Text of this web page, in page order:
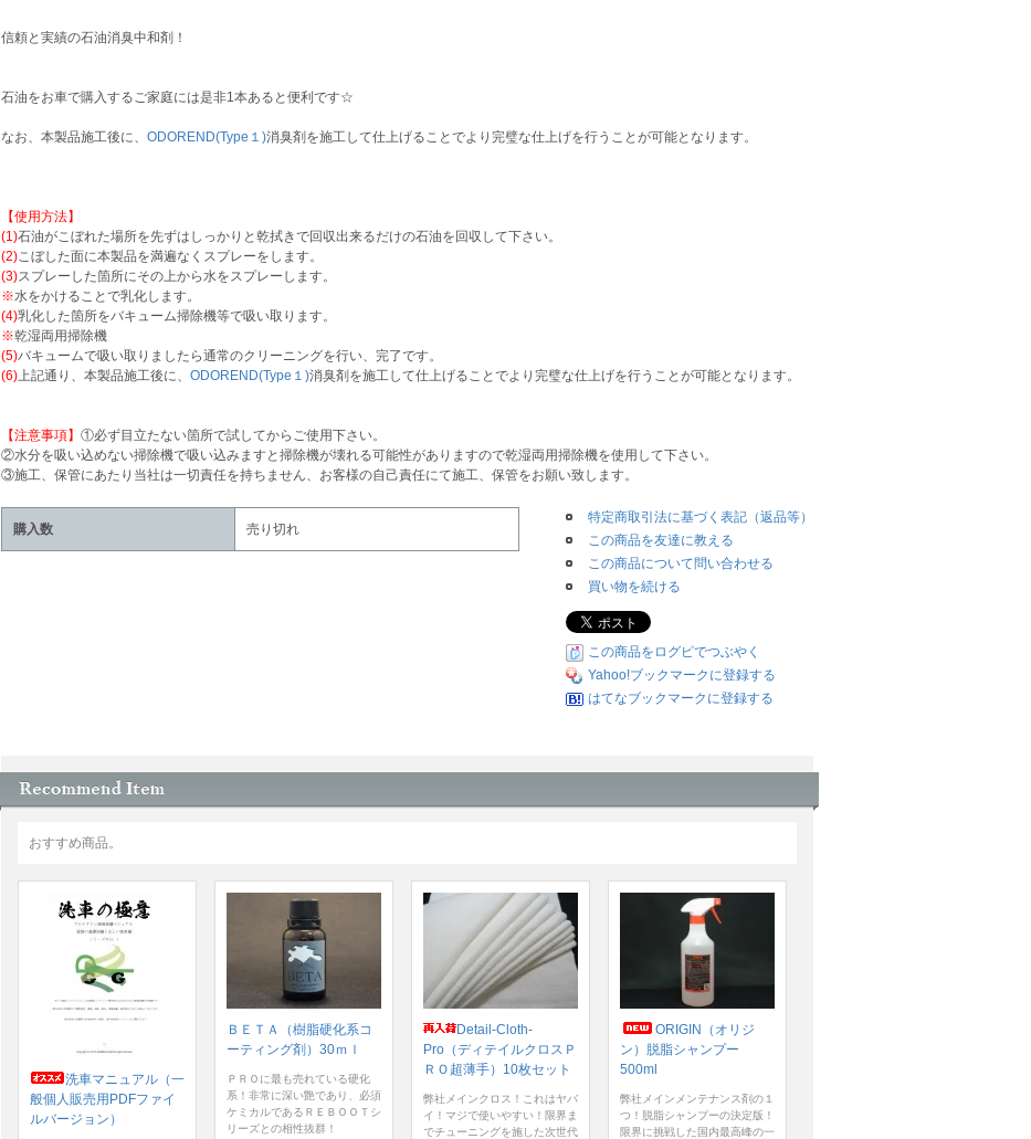
信頼と実績の石油消臭中和剤！
石油をお車で購入するご家庭には是非1本あると便利です☆
なお、本製品施工後に、 ODOREND(Type１)消臭剤を施工して仕上げることでより完璧な仕上げを行うことが可能となります。
【使用方法】
(1)石油がこぼれた場所を先ずはしっかりと乾拭きで回収出来るだけの石油を回収して下さい。
(2) こぼした面に本製品を満遍なくスプレーをします。
(3)スプレーした箇所にその上から水をスプレーします。
※水をかけることで乳化します。
(4)乳化した箇所をバキューム掃除機等で吸い取ります。
※乾湿両用掃除機
(5)バキュームで吸い取りましたら通常のクリーニングを行い、完了です。
(6) 上記通り、本製品施工後に、 ODOREND(Type１)消臭剤を施工して仕上げることでより完璧な仕上げを行うことが可能となります。
【注意事項】 ①必ず目立たない箇所で試してからご使用下さい。
②水分を吸い込めない掃除機で吸い込みますと掃除機が壊れる可能性がありますので乾湿両用掃除機を使用して下さい。
③施工、保管にあたり当社は一切責任を持ちません、お客様の自己責任にて施工、保管をお願い致します。
購入数 売り切れ
特定商取引法に基づく表記（返品等）
この商品を友達に教える
この商品について問い合わせる
買い物を続ける
この商品をログピでつぶやく
Yahoo!ブックマークに登録する
はてなブックマークに登録する
おすすめ商品。
洗車マニュアル（一
般個人販売用PDFファイ
ルバージョン）
ＢＥＴＡ（樹脂硬化系コ
ーティング剤）30ｍｌ
ＰＲＯに最も売れている硬化
系！非常に深い艶であり、必須
ケミカルであるＲＥＢＯＯＴシ
リーズとの相性抜群！
Detail-Cloth-
Pro（ディテイルクロスＰ
ＲＯ超薄手）10枚セット
弊社メインクロス！これはヤバ
イ！マジで使いやすい！限界ま
でチューニングを施した次世代
ORIGIN（オリジ
ン）脱脂シャンプー
500ml
弊社メインメンテナンス剤の１
つ！脱脂シャンプーの決定版！
限界に挑戦した国内最高峰の一